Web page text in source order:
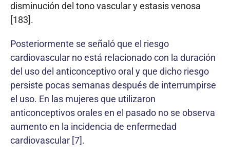
disminución del tono vascular y estasis venosa
[183].
Posteriormente se señaló que el riesgo
cardiovascular no está relacionado con la duración
del uso del anticonceptivo oral y que dicho riesgo
persiste pocas semanas después de interrumpirse
el uso. En las mujeres que utilizaron
anticonceptivos orales en el pasado no se observa
aumento en la incidencia de enfermedad
cardiovascular [7].